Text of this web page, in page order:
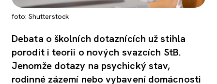
foto: Shutterstock
Debata o školních dotaznících už stihla
porodit i teorii o nových svazcích StB.
Jenomže dotazy na psychický stav,
rodinné zázemí nebo vybavení domácnosti